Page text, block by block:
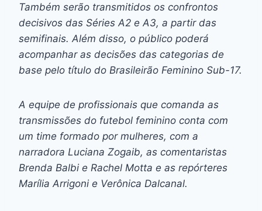
Também serão transmitidos os confrontos
decisivos das Séries A2 e A3, a partir das
semifinais. Além disso, o público poderá
acompanhar as decisões das categorias de
base pelo título do Brasileirão Feminino Sub-17.
A equipe de profissionais que comanda as
transmissões do futebol feminino conta com
um time formado por mulheres, com a
narradora Luciana Zogaib, as comentaristas
Brenda Balbi e Rachel Motta e as repórteres
Marília Arrigoni e Verônica Dalcanal.